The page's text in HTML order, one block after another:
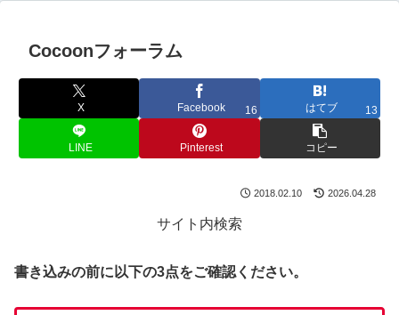
Cocoonフォーラム
X Facebook 16 はてブ 13
LINE Pinterest コピー
2018.02.10 2026.04.28
サイト内検索
書き込みの前に以下の3点をご確認ください。